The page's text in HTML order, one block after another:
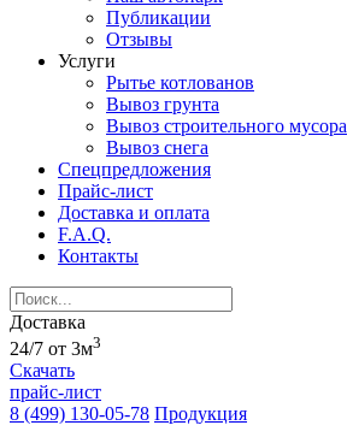
Публикации
Отзывы
Услуги
Рытье котлованов
Вывоз грунта
Вывоз строительного мусора
Вывоз снега
Спецпредложения
Прайс-лист
Доставка и оплата
F.A.Q.
Контакты
Доставка
24/7 от 3м3
Скачать
прайс-лист
8 (499) 130-05-78 Продукция